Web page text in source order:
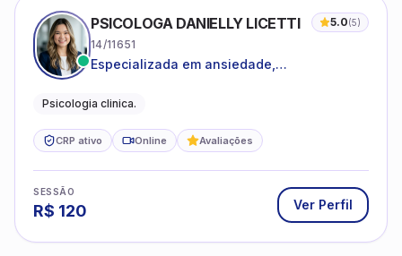
PSICOLOGA DANIELLY LICETTI 5.0(5)
14/11651
Especializada em ansiedade,
Psicologia clinica.
CRP ativo Online Avaliações
SESSÃO
R$ 120 Ver Perfil